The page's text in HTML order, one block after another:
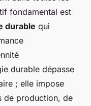
fondamental est
durable qui
durable dépasse
; elle impose
de production, de